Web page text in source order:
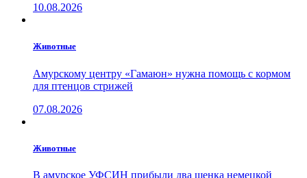
10.08.2026
Животные
Амурскому центру «Гамаюн» нужна помощь с кормом
для птенцов стрижей
07.08.2026
Животные
В амурское УФСИН прибыли два щенка немецкой